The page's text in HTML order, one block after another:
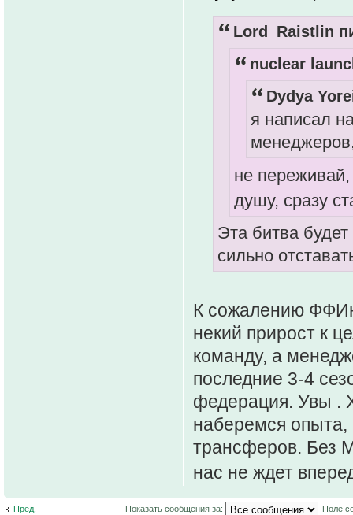
Lord_Raistlin
nuclear
Dydya
я написал
не
душу, сразу
Эта битва
сильно
К сожалению
некий прирост к
команду, а
последние 3-4
федерация. Увы .
наберемся опыта,
трансферов. Без
нас не ждет
Пред. Показать сообщения за: Поле